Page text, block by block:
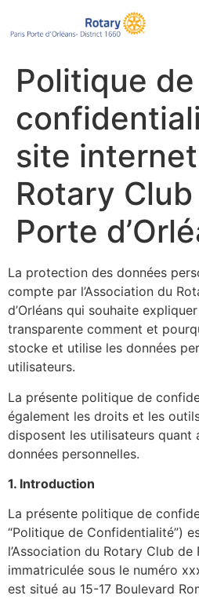
Politique de
site
Rotary
Porte
La protection des données
compte par l’Association du
d’Orléans qui souhaite
transparente comment et
stocke et utilise les données
utilisateurs.
La présente politique de
également les droits et les
disposent les utilisateurs quant
données personnelles.
1. Introduction
La présente politique de
“Politique de Confidentialité”)
l’Association du Rotary Club de
immatriculée sous le numéro
est situé au 15-17 Boulevard